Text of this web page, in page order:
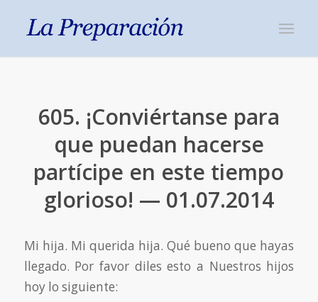
605. ¡Conviértanse para
que puedan hacerse
partícipe en este tiempo
glorioso! — 01.07.2014
Mi hija. Mi querida hija. Qué bueno que hayas
llegado. Por favor diles esto a Nuestros hijos
hoy lo siguiente: